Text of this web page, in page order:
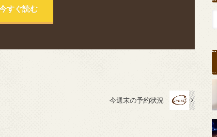
すぐ読む
今週末の予約状況